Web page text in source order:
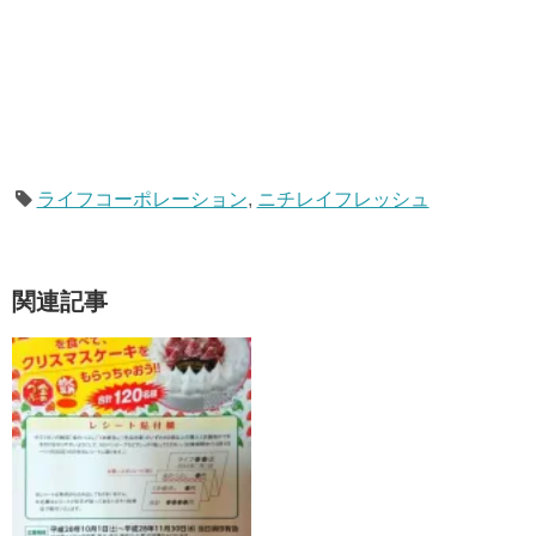
ライフコーポレーション, ニチレイフレッシュ
関連記事